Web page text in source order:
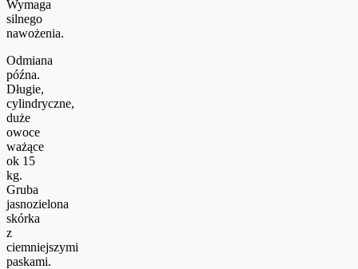
Wymaga
silnego
nawożenia.
Odmiana
późna.
Długie,
cylindryczne,
duże
owoce
ważące
ok 15
kg.
Gruba
jasnozielona
skórka
z
ciemniejszymi
paskami.